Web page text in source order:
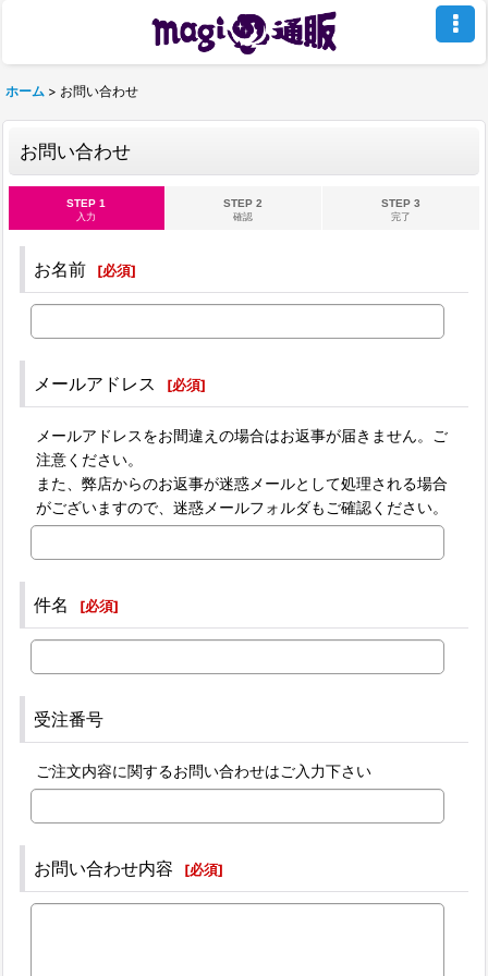
ホーム > お問い合わせ
お問い合わせ
STEP 1
入力
STEP 2
確認
STEP 3
完了
お名前 [必須]
メールアドレス [必須]
メールアドレスをお間違えの場合はお返事が届きません。ご
注意ください。
また、弊店からのお返事が迷惑メールとして処理される場合
がございますので、迷惑メールフォルダもご確認ください。
件名 [必須]
受注番号
ご注文内容に関するお問い合わせはご入力下さい
お問い合わせ内容 [必須]